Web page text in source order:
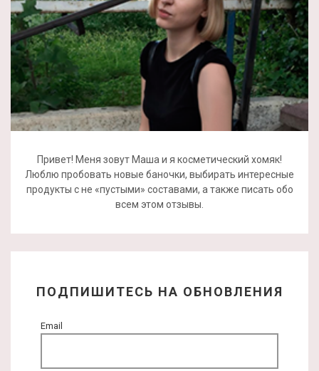
Привет! Меня зовут Маша и я косметический хомяк!
Люблю пробовать новые баночки, выбирать интересные
продукты с не «пустыми» составами, а также писать обо
всем этом отзывы.
ПОДПИШИТЕСЬ НА ОБНОВЛЕНИЯ
Email